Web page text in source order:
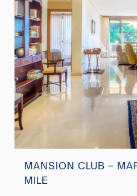
MANSION CLUB –
MILE